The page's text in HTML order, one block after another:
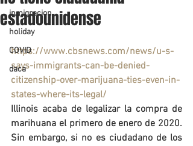
inmigracion
holiday
COVID
daca
estadounidense
https://www.cbsnews.com/news/u-s-
says-immigrants-can-be-denied-
citizenship-over-marijuana-ties-even-in-
states-where-its-legal/
Illinois acaba de legalizar la compra de
marihuana el primero de enero de 2020.
Sin embargo, si no es ciudadano de los